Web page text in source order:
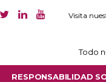
Visita
Todo
RESPONSABILIDAD